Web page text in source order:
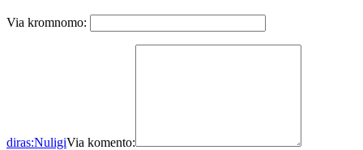
Via kromnomo:
diras:NuligiVia komento: